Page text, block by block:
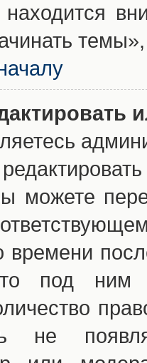
находится
можете
времени
под ним
не